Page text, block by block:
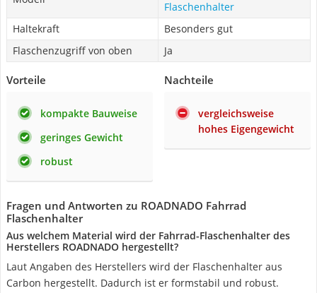
Flaschenhalter
Haltekraft
Besonders gut
Flaschenzugriff von oben
Ja
Vorteile
kompakte Bauweise
geringes Gewicht
robust
Nachteile
vergleichsweise
hohes Eigengewicht
Fragen und Antworten zu ROADNADO Fahrrad
Flaschenhalter
Aus welchem Material wird der Fahrrad-Flaschenhalter des
Herstellers ROADNADO hergestellt?
Laut Angaben des Herstellers wird der Flaschenhalter aus
Carbon hergestellt. Dadurch ist er formstabil und robust.